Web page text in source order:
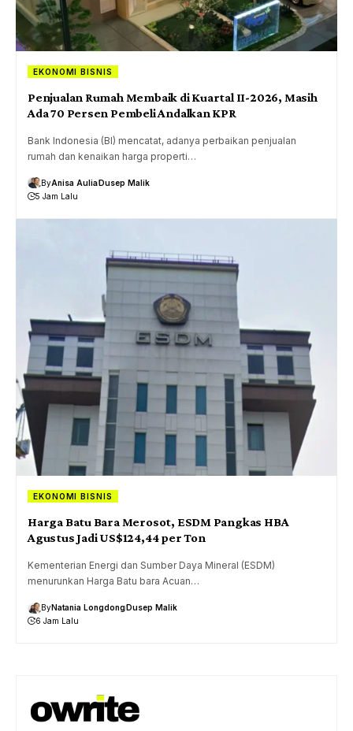
EKONOMI BISNIS
Penjualan Rumah Membaik di Kuartal II-2026, Masih
Ada 70 Persen Pembeli Andalkan KPR
Bank Indonesia (BI) mencatat, adanya perbaikan penjualan
rumah dan kenaikan harga properti…
ByAnisa AuliaDusep Malik
5 Jam Lalu
EKONOMI BISNIS
Harga Batu Bara Merosot, ESDM Pangkas HBA
Agustus Jadi US$124,44 per Ton
Kementerian Energi dan Sumber Daya Mineral (ESDM)
menurunkan Harga Batu bara Acuan…
ByNatania LongdongDusep Malik
6 Jam Lalu